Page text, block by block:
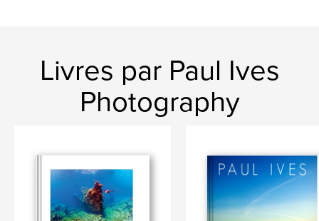
Livres par Paul Ives
Photography